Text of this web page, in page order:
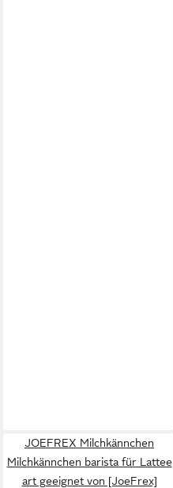
JOEFREX Milchkännchen
Milchkännchen barista für Lattee
art geeignet von [JoeFrex]